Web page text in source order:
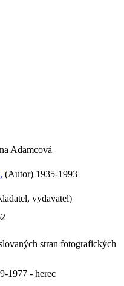
Adamcová
(Autor) 1935-1993
vydavatel)
stran fotografických
1977 - herec